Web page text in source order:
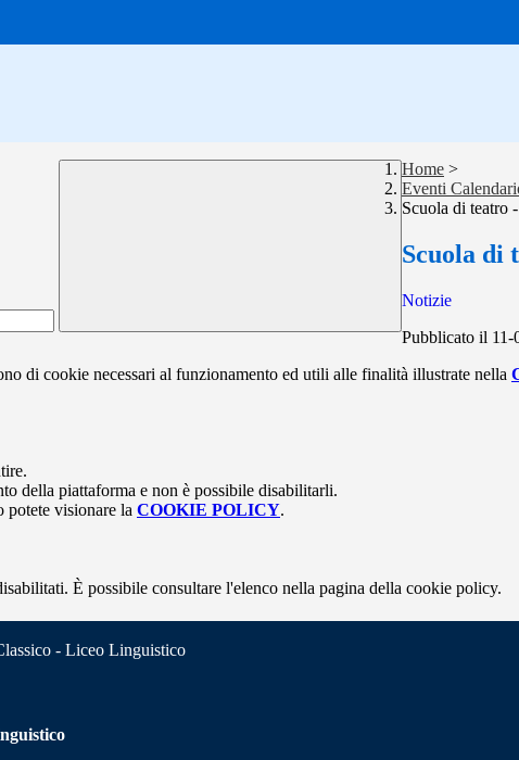
Home >
Eventi
Scuola di teatro
Scuola di
Notizie
Pubblicato il 11-
di cookie necessari al funzionamento ed utili alle finalità illustrate nella
della piattaforma e non è possibile disabilitarli.
potete visionare la COOKIE POLICY.
È possibile consultare l'elenco nella pagina della cookie policy.
- Liceo Linguistico